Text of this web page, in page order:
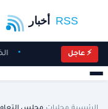
⚡ عاجل